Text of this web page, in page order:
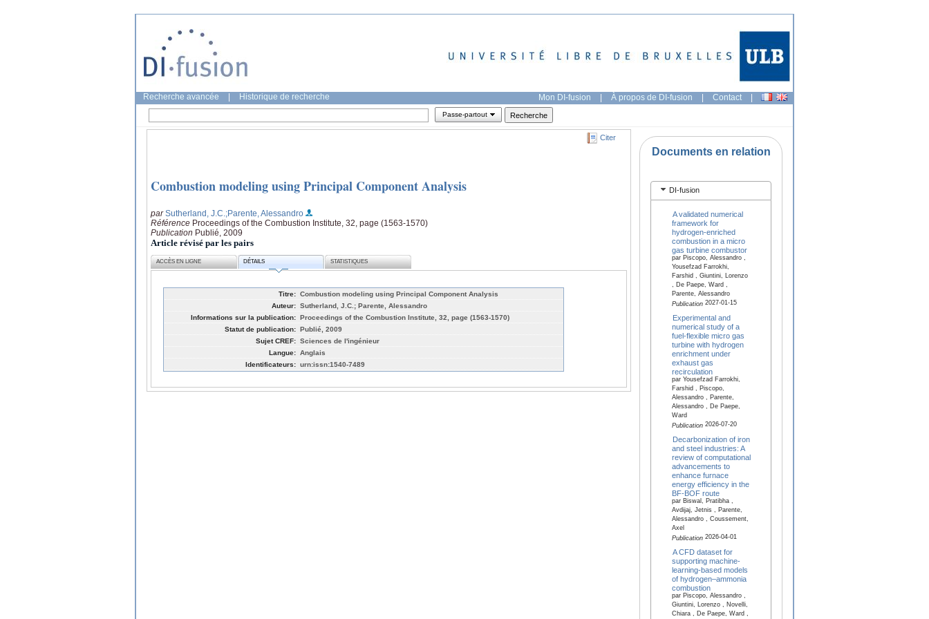
Recherche avancée Historique de recherche Mon DI-fusion | À propos de DI-fusion | Contact |
Passe-partout
Citer
Combustion modeling using Principal Component Analysis
parSutherland, J.C. ;Parente, Alessandro
Référence Proceedings of the Combustion Institute, 32, page (1563-1570)
Publication Publié, 2009
Article révisé par les pairs
ACCÈS EN LIGNE DÉTAILS STATISTIQUES
Titre: Combustion modeling using Principal Component Analysis
Auteur: Sutherland, J.C.; Parente, Alessandro
Informations sur la publication: Proceedings of the Combustion Institute, 32, page (1563-1570)
Statut de publication: Publié, 2009
Sujet CREF: Sciences de l'ingénieur
Langue: Anglais
Identificateurs: urn:issn:1540-7489
Documents en relation
DI-fusion
A validated numerical
framework for
hydrogen-enriched
combustion in a micro
gas turbine combustor
par Piscopo, Alessandro ,
Yousefzad Farrokhi,
Farshid , Giuntini, Lorenzo
, De Paepe, Ward ,
Parente, Alessandro
Publication2027-01-15
Experimental and
numerical study of a
fuel-flexible micro gas
turbine with hydrogen
enrichment under
exhaust gas
recirculation
par Yousefzad Farrokhi,
Farshid , Piscopo,
Alessandro , Parente,
Alessandro , De Paepe,
Ward
Publication2026-07-20
Decarbonization of iron
and steel industries: A
review of computational
advancements to
enhance furnace
energy efficiency in the
BF-BOF route
par Biswal, Pratibha ,
Avdijaj, Jetnis , Parente,
Alessandro , Coussement,
Axel
Publication2026-04-01
A CFD dataset for
supporting machine-
learning-based models
of hydrogen–ammonia
combustion
par Piscopo, Alessandro ,
Giuntini, Lorenzo , Novelli,
Chiara , De Paepe, Ward ,